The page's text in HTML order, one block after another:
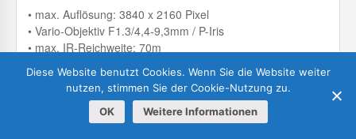
• max. Auflösung: 3840 x 2160 Pixel
• Vario-Objektiv F1.3/4,4-9,3mm / P-Iris
• max. IR-Reichweite: 70m
• WDR 130dB
PRODUKTDETAILS
DATENBLATT
VERGLEICHEN
Melden Sie sich hier an um Ihren persönlichen Preis zu
Diese Website benutzt Cookies. Wenn Sie die Website weiter
nutzen, stimmen Sie der Cookie-Nutzung zu.
OK
Weitere Informationen